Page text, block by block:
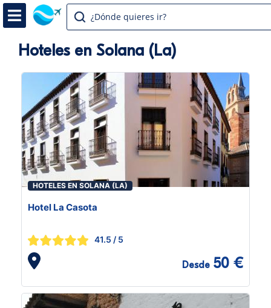
¿Dónde quieres ir?
Hoteles en Solana (La)
HOTELES EN SOLANA (LA)
Hotel La Casota
41.5 / 5
Desde 50 €